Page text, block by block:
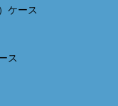
ケース
ス